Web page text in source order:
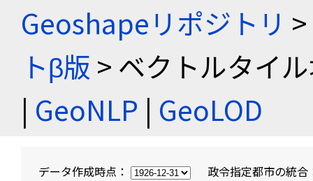
Geoshapeリポジトリ >
トβ版 > ベクトルタイ
| GeoNLP | GeoLOD
データ作成時点： 政令指定都市の統